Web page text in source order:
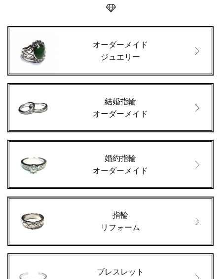
オーダーメイド
ジュエリー
結婚指輪
オーダーメイド
婚約指輪
オーダーメイド
指輪
リフォーム
ブレスレット